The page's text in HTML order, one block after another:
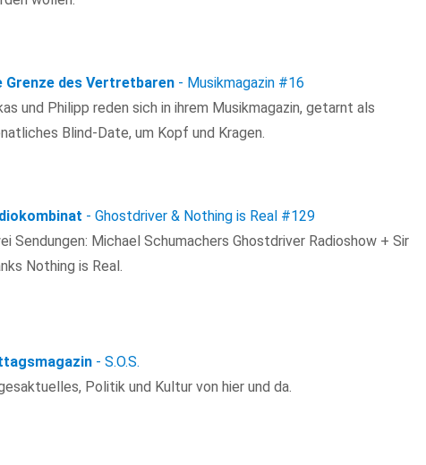
Grenze des Vertretbaren - Musikmagazin #16
und Philipp reden sich in ihrem Musikmagazin, getarnt als
Blind-Date, um Kopf und Kragen.
- Ghostdriver & Nothing is Real #129
Sendungen: Michael Schumachers Ghostdriver Radioshow + Sir
Nothing is Real.
- S.O.S.
Politik und Kultur von hier und da.